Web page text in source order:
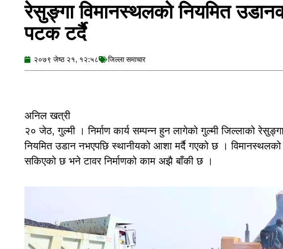
रेसुङ्गा विमानस्थलको नियमित
पटक टर्दै
२०७९ जेष्ठ २१, १२:५८ जिल्ला समाचार
अनिल खत्री
२० जेठ, गुल्मी । निर्माण कार्य सम्पन्न हुन लागेको गुल्मी जिल्लाको
नियमित उडान नभएपछि स्थानीयको आशा मर्दै गएको छ । विमानस्थलको
सकिएको छ भने टावर निर्माणको काम अझै बाँकी छ ।